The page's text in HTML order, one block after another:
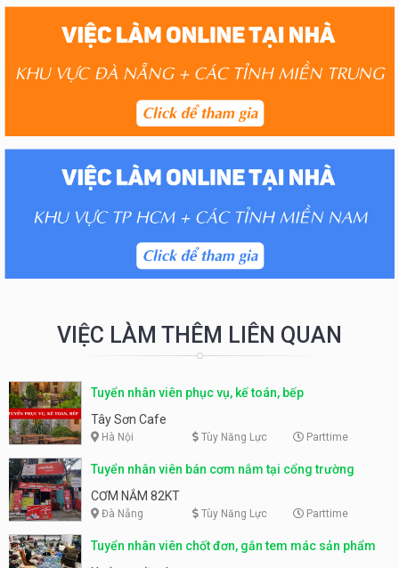
VIỆC LÀM THÊM LIÊN QUAN
Tuyển nhân viên phục vụ, kế toán, bếp
Tây Sơn Cafe
Hà Nội Tùy Năng Lực Parttime
Tuyển nhân viên bán cơm nắm tại cổng trường
CƠM NẮM 82KT
Đà Nẵng Tùy Năng Lực Parttime
Tuyển nhân viên chốt đơn, gắn tem mác sản phẩm